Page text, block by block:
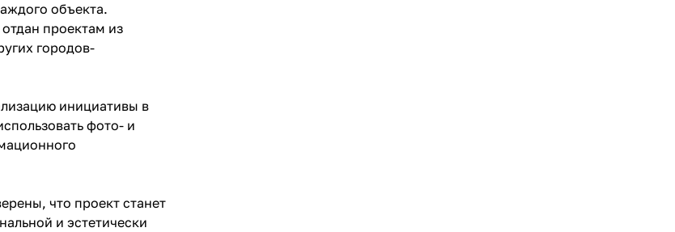
объекта.
проектам из
городов-
инициативы в
фото- и
что проект станет
и эстетически